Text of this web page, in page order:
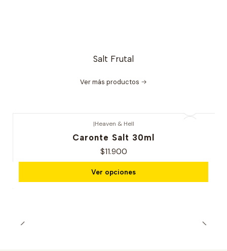
Salt Frutal
Ver más productos
|Heaven & Hell
Caronte Salt 30ml
$11.900
Ver opciones